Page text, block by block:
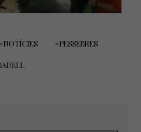
NOTÍCIES PESSEBRES